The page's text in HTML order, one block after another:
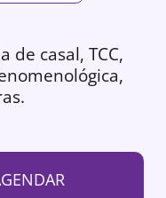
de casal, TCC,